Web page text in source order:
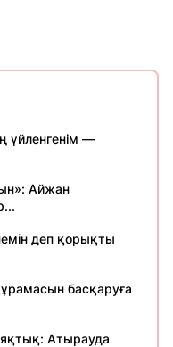
үйленгенім —
Айжан
деп қорықты
басқаруға
Атырауда